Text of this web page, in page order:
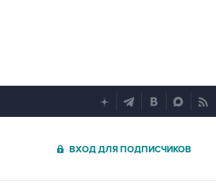
ВХОД ДЛЯ ПОДПИСЧИКОВ